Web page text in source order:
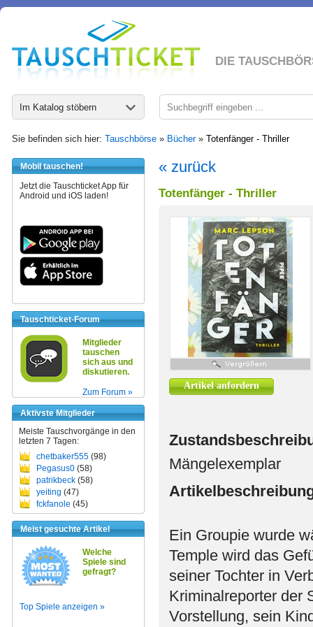
DIE
Im Katalog stöbern
Sie befinden sich hier: Tauschbörse » Bücher» Totenfänger - Thriller
Mobil tauschen!
Jetzt die Tauschticket App für
Android und iOS laden!
Tauschticket-Forum
Mitglieder
tauschen
sich aus und
diskutieren.
Zum Forum »
Aktivste Mitglieder
Meiste Tauschvorgänge in den
letzten 7 Tagen:
chetbaker555 (98)
Pegasus0 (58)
patrikbeck (58)
yeiting (47)
fckfanole (45)
Meist gesuchte Artikel
Welche
Spiele sind
gefragt?
Top Spiele anzeigen »
« zurück
Totenfänger - Thriller
Artikel anfordern
Mängelexemplar
Ein Groupie wurde
Temple wird das
seiner Tochter in
Kriminalreporter der
Vorstellung, sein